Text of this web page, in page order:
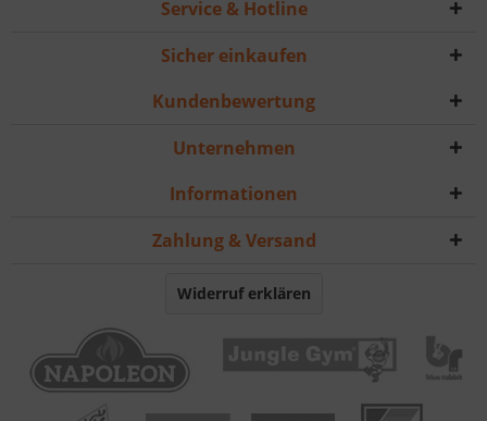
Service & Hotline
Sicher einkaufen
Kundenbewertung
Unternehmen
Informationen
Zahlung & Versand
Widerruf erklären